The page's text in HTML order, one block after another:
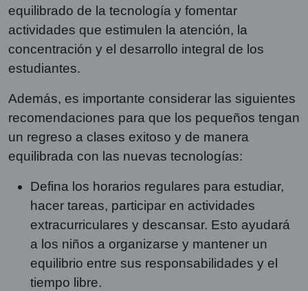
equilibrado de la tecnología y fomentar
actividades que estimulen la atención, la
concentración y el desarrollo integral de los
estudiantes.
Además, es importante considerar las siguientes
recomendaciones para que los pequeños tengan
un regreso a clases exitoso y de manera
equilibrada con las nuevas tecnologías:
Defina los horarios regulares para estudiar,
hacer tareas, participar en actividades
extracurriculares y descansar. Esto ayudará
a los niños a organizarse y mantener un
equilibrio entre sus responsabilidades y el
tiempo libre.